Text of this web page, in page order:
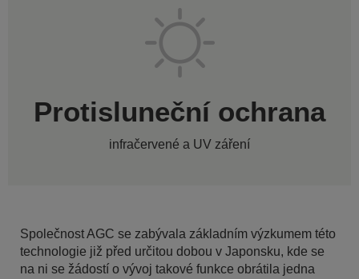
Protisluneční ochrana
infračervené a UV záření
Společnost AGC se zabývala základním výzkumem této
technologie již před určitou dobou v Japonsku, kde se
na ni se žádostí o vývoj takové funkce obrátila jedna